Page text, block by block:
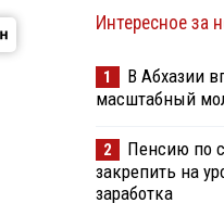
Интересное за
1
В Абхазии
масштабный
2
Пенсию по
закрепить на
заработка